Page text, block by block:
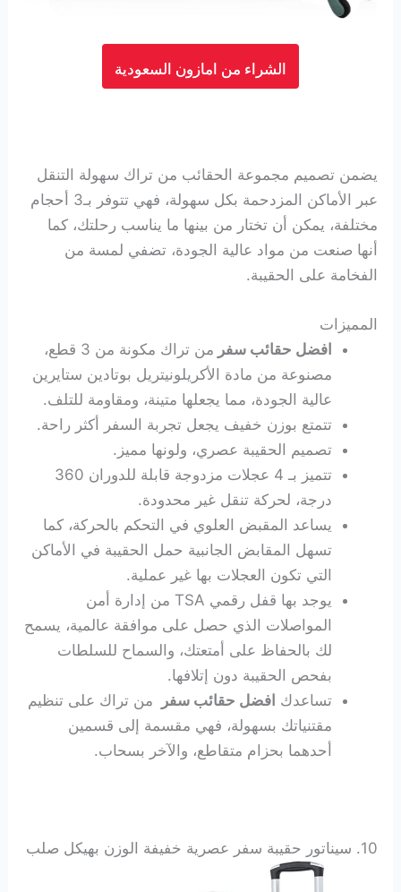
الشراء من امازون السعودية
يضمن تصميم مجموعة الحقائب من تراك سهولة التنقل
عبر الأماكن المزدحمة بكل سهولة، فهي تتوفر بـ3 أحجام
مختلفة، يمكن أن تختار من بينها ما يناسب رحلتك، كما
أنها صنعت من مواد عالية الجودة، تضفي لمسة من
الفخامة على الحقيبة.
المميزات
افضل حقائب سفر
من تراك مكونة من 3 قطع،
مصنوعة من مادة الأكريلونيتريل بوتادين ستايرين
عالية الجودة، مما يجعلها متينة، ومقاومة للتلف.
تتمتع بوزن خفيف يجعل تجربة السفر أكثر راحة.
تصميم الحقيبة عصري، ولونها مميز.
تتميز بـ 4 عجلات مزدوجة قابلة للدوران 360
درجة، لحركة تنقل غير محدودة.
يساعد المقبض العلوي في التحكم بالحركة، كما
تسهل المقابض الجانبية حمل الحقيبة في الأماكن
التي تكون العجلات بها غير عملية.
يوجد بها قفل رقمي TSA من إدارة أمن
المواصلات الذي حصل على موافقة عالمية، يسمح
لك بالحفاظ على أمتعتك، والسماح للسلطات
بفحص الحقيبة دون إتلافها.
تساعدك افضل حقائب سفر
من تراك على تنظيم
مقتنياتك بسهولة، فهي مقسمة إلى قسمين
أحدهما بحزام متقاطع، والآخر بسحاب.
10. سيناتور حقيبة سفر عصرية خفيفة الوزن بهيكل صلب